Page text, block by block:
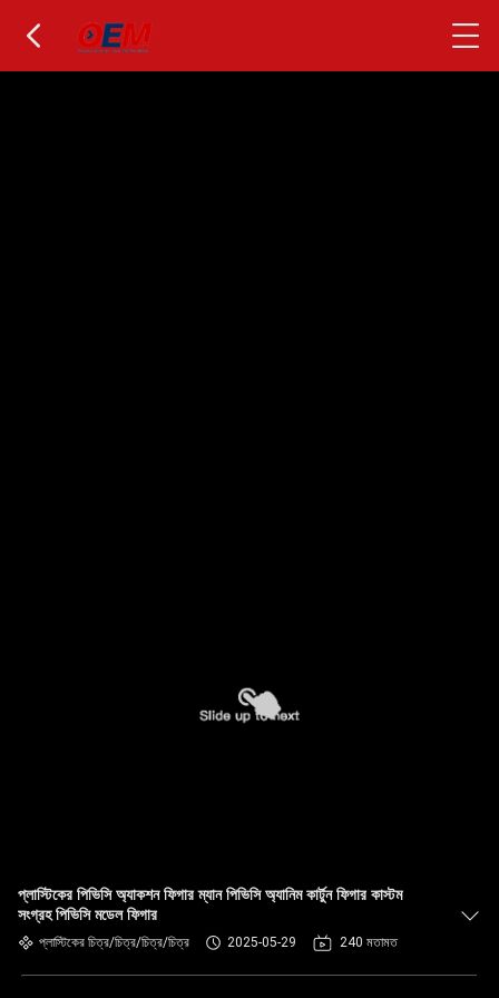
প্লাস্টিকের পিভিসি অ্যাকশন ফিগার ম্যান পিভিসি অ্যানিম কার্টুন ফিগার কাস্টম
সংগ্রহ পিভিসি মডেল ফিগার
প্লাস্টিকের চিত্র/চিত্র/চিত্র/চিত্র 2025-05-29 240 মতামত